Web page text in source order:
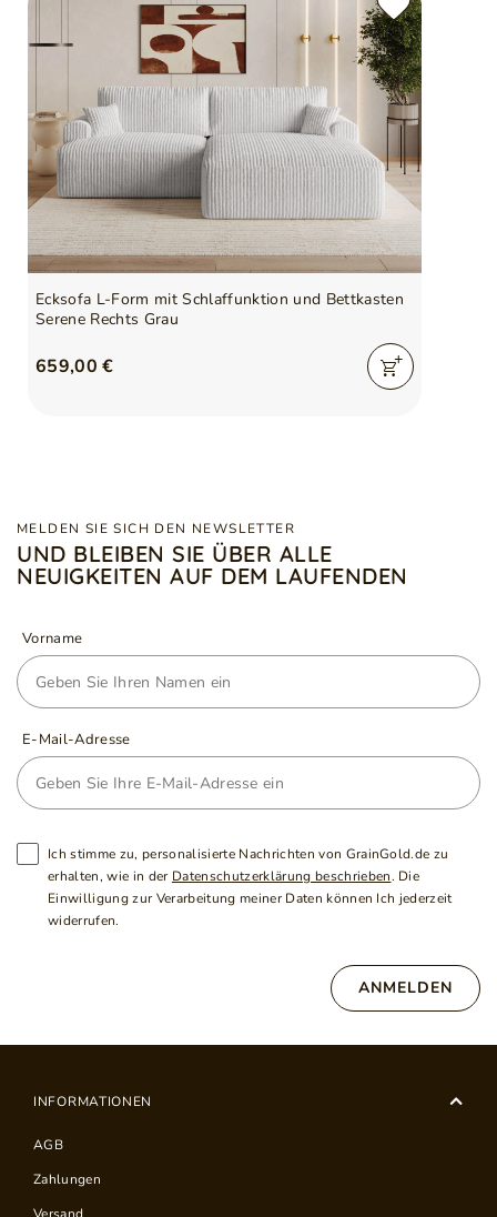
Anzahl der Pakete
Kissen inklusive
Verantwortliche Stelle für
dieses Produkt in der EU
GrainGold Sp z o.o.
Mehr
Symbol5905242033876
SerieSERENE
Ecksofa L-Form mit Schlaffunktion und Bettkasten
Serene Rechts Grau
659,00 €
MELDEN SIE SICH DEN NEWSLETTER
UND BLEIBEN SIE ÜBER ALLE
NEUIGKEITEN AUF DEM LAUFENDEN
Vorname
E-Mail-Adresse
Ich stimme zu, personalisierte Nachrichten von GrainGold.de zu
erhalten, wie in der Datenschutzerklärung beschrieben. Die
Einwilligung zur Verarbeitung meiner Daten können Ich jederzeit
widerrufen.
ANMELDEN
INFORMATIONEN
AGB
Zahlungen